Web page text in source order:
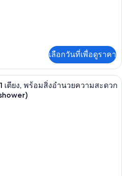
เลือกวันที่เพื่อดูราคา
เครื่องนอนระดับพรีเมียม, ผ้านวมขนเ
เตียง, พร้อมสิ่งอำนวยความสะดวก